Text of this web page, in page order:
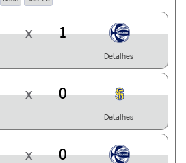
x 1
Detalhes
x 0
Detalhes
x 0